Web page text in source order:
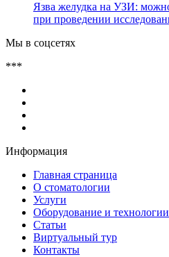
Язва желудка на УЗИ:
при проведении
Мы в соцсетях
***
Информация
Главная страница
О стоматологии
Услуги
Оборудование и технологии
Статьи
Виртуальный тур
Контакты